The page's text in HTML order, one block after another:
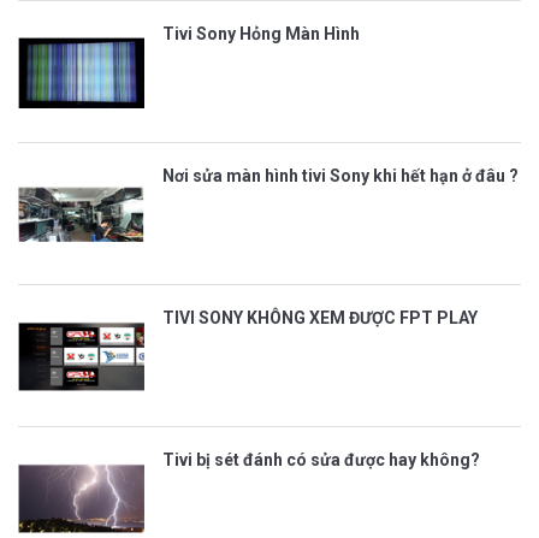
Tivi Sony Hỏng Màn Hình
Nơi sửa màn hình tivi Sony khi hết hạn ở đâu ?
TIVI SONY KHÔNG XEM ĐƯỢC FPT PLAY
Tivi bị sét đánh có sửa được hay không?